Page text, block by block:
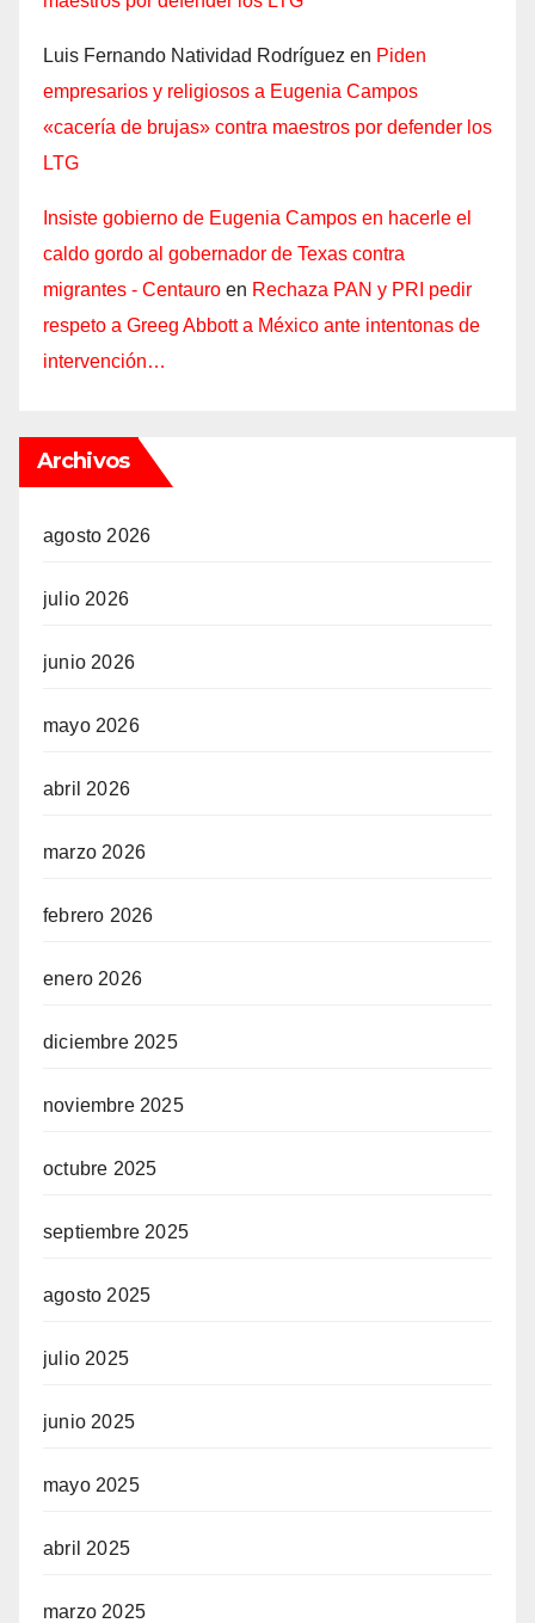
Luis Fernando Natividad Rodríguez en Piden
empresarios y religiosos a Eugenia Campos
«cacería de brujas» contra maestros por defender los
LTG
Insiste gobierno de Eugenia Campos en hacerle el
caldo gordo al gobernador de Texas contra
migrantes - Centauro en Rechaza PAN y PRI pedir
respeto a Greeg Abbott a México ante intentonas de
intervención…
Archivos
agosto 2026
julio 2026
junio 2026
mayo 2026
abril 2026
marzo 2026
febrero 2026
enero 2026
diciembre 2025
noviembre 2025
octubre 2025
septiembre 2025
agosto 2025
julio 2025
junio 2025
mayo 2025
abril 2025
marzo 2025